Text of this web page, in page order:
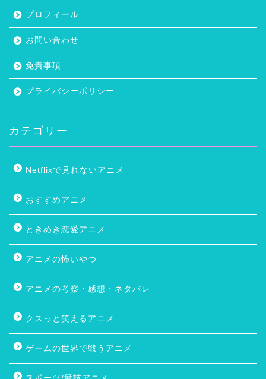
プロフィール
お問い合わせ
免責事項
プライバシーポリシー
カテゴリー
Netflixで見れないアニメ
おすすめアニメ
ときめき恋愛アニメ
アニメの怖いやつ
アニメの考察・感想・ネタバレ
クスっと笑えるアニメ
ゲームの世界で戦うアニメ